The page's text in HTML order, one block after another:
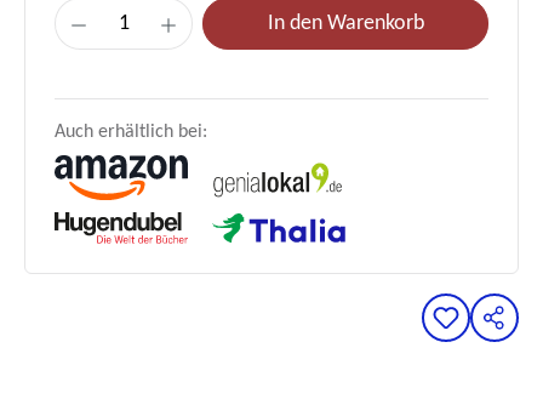
Produkt Anzahl: Gib den gewünschten
In den Warenkorb
Auch erhältlich bei: